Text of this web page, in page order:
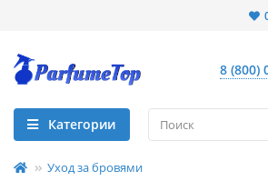
8 (800)
Категории
Уход за бровями